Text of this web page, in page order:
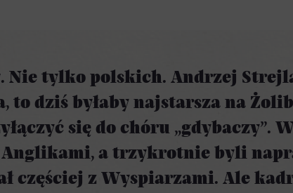
Nie tylko polskich. Andrzej
to dziś byłaby najstarsza na
się do chóru „gdybaczy”.
Anglikami, a trzykrotnie byli
częściej z Wyspiarzami. Ale